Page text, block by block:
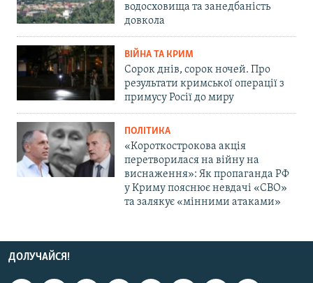
водосховища та занедбаність
довкола
ВІЙНА ТА КРИМ
Сорок днів, сорок ночей. Про
результати кримської операції з
примусу Росії до миру
ПОЛІТИКА
«Короткострокова акція
перетворилася на війну на
виснаження»: Як пропаганда РФ
у Криму пояснює невдачі «СВО»
та залякує «мінними атаками»
ДОЛУЧАЙСЯ!